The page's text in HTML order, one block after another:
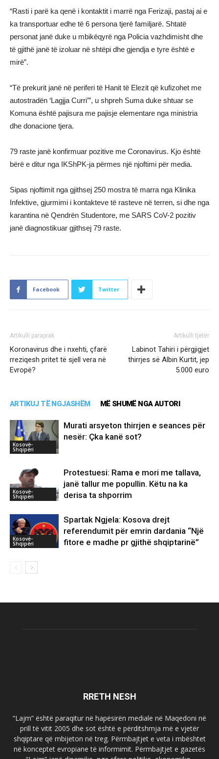
“Rasti i parë ka qenë i kontaktit i marrë nga Ferizaji, pastaj ai e
ka transportuar edhe të 6 persona tjerë familjarë. Shtatë
personat janë duke u mbikëqyrë nga Policia vazhdimisht dhe
të gjithë janë të izoluar në shtëpi dhe gjendja e tyre është e
mirë”.
“Të prekurit janë në periferi të Hanit të Elezit që kufizohet me
autostradën ‘Lagjja Curri’”, u shpreh Suma duke shtuar se
Komuna është pajisura me pajisje elementare nga ministria
dhe donacione tjera.
79 raste janë konfirmuar pozitive me Coronavirus. Kjo është
bërë e ditur nga IKShPK-ja përmes një njoftimi për media.
Sipas njoftimit nga gjithsej 250 mostra të marra nga Klinika
Infektive, gjurmimi i kontakteve të rasteve në terren, si dhe nga
karantina në Qendrën Studentore, me SARS CoV-2 pozitiv
janë diagnostikuar gjithsej 79 raste.
Facebook Twitter
Artikulli paraprak
Koronavirus dhe i nxehti, çfarë
rreziqesh pritet të sjell vera në
Evropë?
Artikulli tjetër
Labinot Tahiri i përgjigjet
thirrjes së Albin Kurtit, jep
5.000 euro
ARTIKUJ TË NGJASHËM MË SHUMË NGA AUTORI
Kosovë-
Shqipëri
Murati arsyeton thirrjen e seances për
nesër: Çka kanë sot?
Kosovë-
Shqipëri
Protestuesi: Rama e mori me tallava,
janë tallur me popullin. Këtu na ka
derisa ta shporrim
Kosovë-
Shqipëri
Spartak Ngjela: Kosova drejt
referendumit për emrin dardania “Një
fitore e madhe pr gjithë shqiptarinë”
RRETH NESH
“Lajm” është paraqitur në hapësirën mediale në Maqedoni në
prill të vitit 2005 dhe sot është e përditshmja më e vjetër
shqiptare që mbijeton në treg. Përmbajtjet e veta i mbështet
në konceptet evropiane të informimit. Përmbajtjet e gazetës